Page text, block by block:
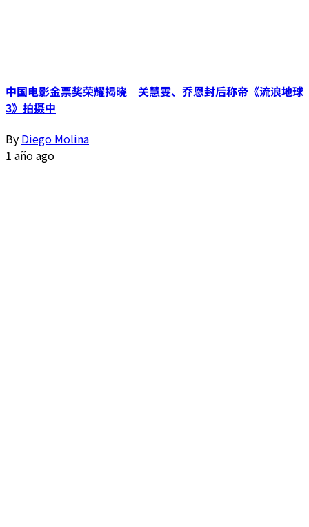
中国电影金票奖荣耀揭晓 关慧雯、乔恩封后称帝《流浪地球
3》拍摄中
By Diego Molina
1 año ago